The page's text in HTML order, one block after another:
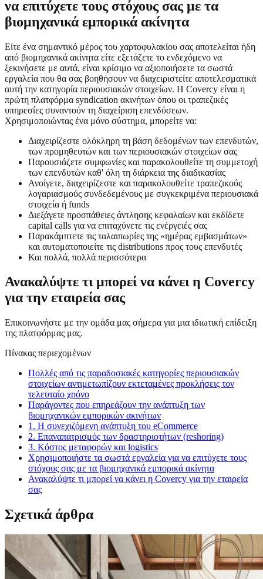
να επιτύχετε τους στόχους σας με τα
βιομηχανικά εμπορικά ακίνητα
Είτε ένα σημαντικό μέρος του χαρτοφυλακίου σας αποτελείται ήδη
από βιομηχανικά ακίνητα είτε εξετάζετε το ενδεχόμενο να
ξεκινήσετε με αυτά, είναι κρίσιμο να αξιοποιήσετε τα σωστά
εργαλεία που θα σας βοηθήσουν να διαχειριστείτε αποτελεσματικά
αυτή την κατηγορία περιουσιακών στοιχείων. Η Covercy είναι η
πρώτη πλατφόρμα syndication ακινήτων όπου οι τραπεζικές
υπηρεσίες συναντούν τη διαχείριση επενδύσεων.
Χρησιμοποιώντας ένα μόνο σύστημα, μπορείτε να:
Διαχειρίζεστε ολόκληρη τη βάση δεδομένων των επενδυτών,
των προμηθευτών και των περιουσιακών στοιχείων σας
Παρουσιάζετε συμφωνίες και παρακολουθείτε τη συμμετοχή
των επενδυτών καθ' όλη τη διάρκεια της διαδικασίας
Ανοίγετε, διαχειρίζεστε και παρακολουθείτε τραπεζικούς
λογαριασμούς συνδεδεμένους με συγκεκριμένα περιουσιακά
στοιχεία ή funds
Διεξάγετε προσπάθειες άντλησης κεφαλαίων και εκδίδετε
capital calls για να επιταχύνετε τις ενέργειές σας
Παρακάμπτετε τις ταλαιπωρίες της «ημέρας εμβασμάτων»
και αυτοματοποιείτε τις distributions προς τους επενδυτές
Και πολλά, πολλά περισσότερα
Ανακαλύψτε τι μπορεί να κάνει η Covercy
για την εταιρεία σας
Επικοινωνήστε με την ομάδα μας σήμερα για μια ιδιωτική επίδειξη
της πλατφόρμας μας.
Πίνακας περιεχομένων
Πολλές από τις παραδοσιακές κατηγορίες περιουσιακών
στοιχείων αντιμετωπίζουν εκτεταμένες προκλήσεις τον
τελευταίο χρόνο
Παράγοντες που επηρεάζουν την ανάπτυξη των
βιομηχανικών εμπορικών ακινήτων
1. Η συνεχιζόμενη ανάπτυξη του eCommerce
2. Επαναπατρισμός των δραστηριοτήτων (reshoring)
3. Κόστος μεταφορών και logistics
Χρησιμοποιήστε τα σωστά εργαλεία για να επιτύχετε τους
στόχους σας με τα βιομηχανικά εμπορικά ακίνητα
Ανακαλύψτε τι μπορεί να κάνει η Covercy για την εταιρεία
σας
Σχετικά άρθρα